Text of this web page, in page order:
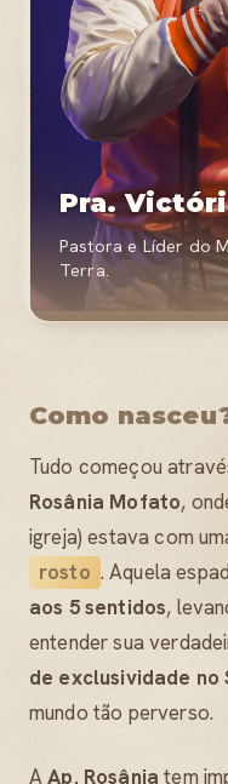
Pra.
Pastora e Líder do
Terra.
Como
Tudo começou
Rosânia Mofato,
igreja) estava com
rosto . Aquela
aos 5 sentidos,
entender sua
de exclusividade no
mundo tão perverso.
AAp. Rosânia tem